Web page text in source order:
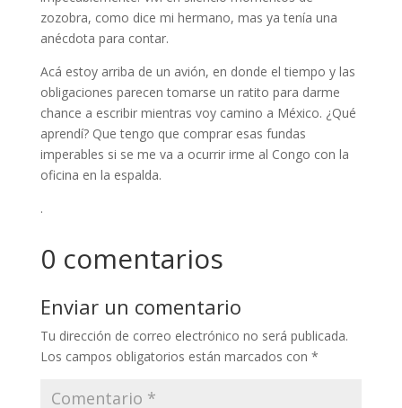
zozobra, como dice mi hermano, mas ya tenía una
anécdota para contar.
Acá estoy arriba de un avión, en donde el tiempo y las
obligaciones parecen tomarse un ratito para darme
chance a escribir mientras voy camino a México. ¿Qué
aprendí? Que tengo que comprar esas fundas
imperables si se me va a ocurrir irme al Congo con la
oficina en la espalda.
.
0 comentarios
Enviar un comentario
Tu dirección de correo electrónico no será publicada.
Los campos obligatorios están marcados con *